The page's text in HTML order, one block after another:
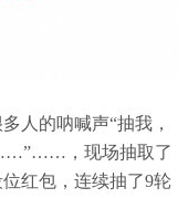
人的呐喊声“抽我，
，现场抽取了
位红包，连续抽了9轮